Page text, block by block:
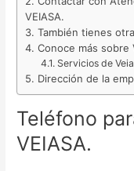
VEIASA.
También tienes
Conoce más sobre
Servicios de
Dirección de la
Teléfono
VEIASA.